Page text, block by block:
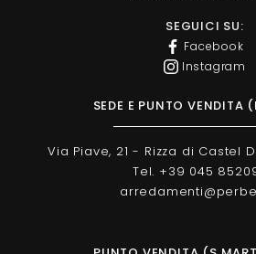
SEGUICI SU:
Facebook
Instagram
SEDE E PUNTO VENDITA
Via Piave, 21 - Rizza di Castel
Tel. +39 045